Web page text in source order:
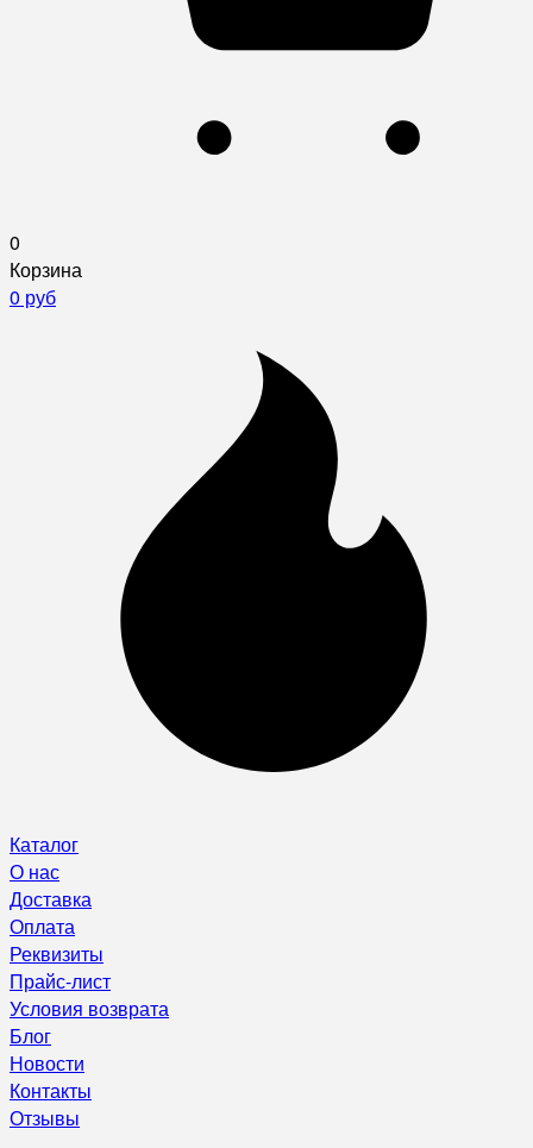
0
Корзина
0 руб
Каталог
О нас
Доставка
Оплата
Реквизиты
Прайс-лист
Условия возврата
Блог
Новости
Контакты
Отзывы